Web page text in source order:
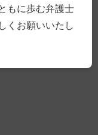
もに歩む弁護士
くお願いいたし